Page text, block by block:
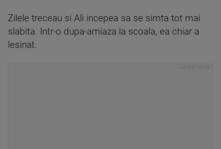
Zilele treceau si Ali incepea sa se simta tot mai
slabita. Intr-o dupa-amiaza la scoala, ea chiar a
lesinat.